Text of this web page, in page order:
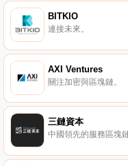
BITKIO
連接未來。
AXI Ventures
關注加密與區塊鏈。
三鏈資本